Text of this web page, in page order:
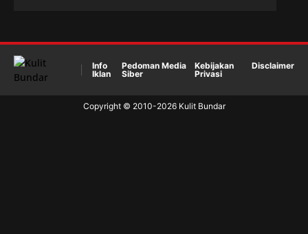
Info
Iklan
Pedoman Media
Siber
Kebijakan
Privasi
Disclaimer
Copyright © 2010-2026Kulit Bundar